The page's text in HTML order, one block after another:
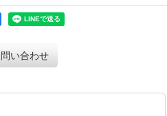
い合わせ